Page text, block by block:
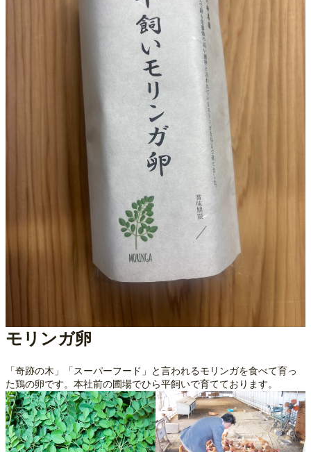
モリンガ卵
「奇跡の木」「スーパーフード」と言われるモリンガを食べて育っ
た鶏の卵です。本社前の圃場でひら平飼いで育てております。